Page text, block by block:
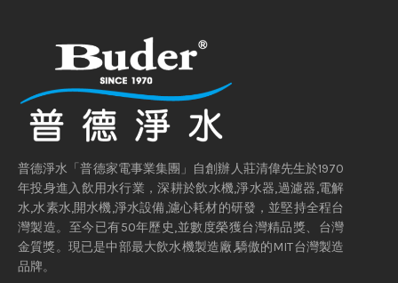
普德淨水「普德家電事業集團」自創辦人莊清偉先生於1970
年投身進入飲用水行業，深耕於飲水機,淨水器,過濾器,電解
水,水素水,開水機,淨水設備,濾心耗材的研發，並堅持全程台
灣製造。至今已有50年歷史,並數度榮獲台灣精品獎、台灣
金質獎。現已是中部最大飲水機製造廠,驕傲的MIT台灣製造
品牌。